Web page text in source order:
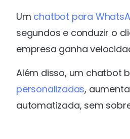
Um chatbot para
segundos e conduzir o
empresa ganha
Além disso, um chatbot
personalizadas,
automatizada, sem